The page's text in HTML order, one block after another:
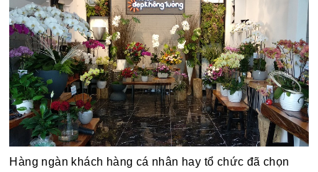
Hàng ngàn khách hàng cá nhân hay tổ chức đã chọn